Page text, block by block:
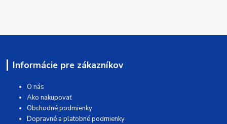
Informácie pre zákazníkov
O nás
Ako nakupovať
Obchodné podmienky
Dopravné a platobné podmienky